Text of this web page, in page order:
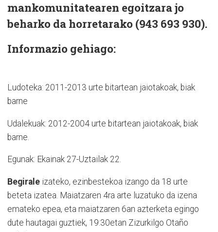
mankomunitatearen egoitzara jo
beharko da horretarako (943 693 930).
Informazio gehiago:
Ludoteka: 2011-2013 urte bitartean jaiotakoak, biak
barne
Udalekuak: 2012-2004 urte bitartean jaiotakoak, biak
barne.
Egunak: Ekainak 27-Uztailak 22.
Begirale izateko, ezinbestekoa izango da 18 urte
beteta izatea. Maiatzaren 4ra arte luzatuko da izena
emateko epea, eta maiatzaren 6an azterketa egingo
dute hautagai guztiek, 19:30etan Zizurkilgo Otaño